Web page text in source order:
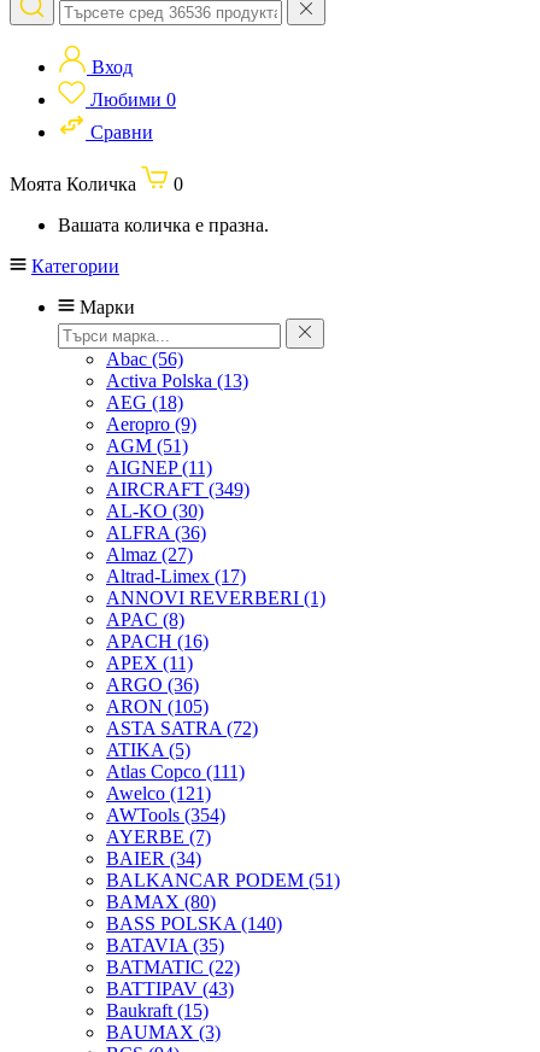
Вход
Любими 0
Сравни
Моята Количка
0
Вашата количка е празна.
Категории
Марки
Abac (56)
Activa Polska (13)
AEG (18)
Aeropro (9)
AGM (51)
AIGNEP(11)
AIRCRAFT (349)
AL-KO (30)
ALFRA (36)
Almaz (27)
Altrad-Limex (17)
ANNOVI REVERBERI (1)
APAC (8)
APACH (16)
APEX (11)
ARGO (36)
ARON (105)
ASTA SATRA (72)
ATIKA (5)
Atlas Copco (111)
Awelco (121)
AWTools (354)
AYERBE (7)
BAIER (34)
BALKANCAR PODEM (51)
BAMAX (80)
BASS POLSKA (140)
BATAVIA (35)
BATMATIC (22)
BATTIPAV (43)
Baukraft (15)
BAUMAX (3)